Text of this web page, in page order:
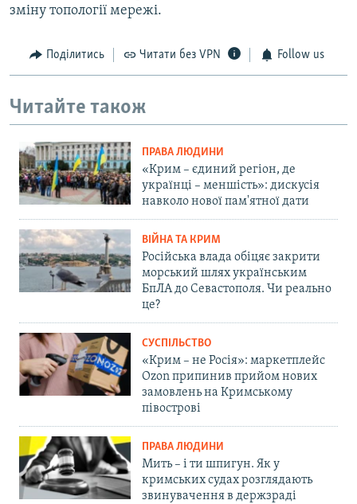
зміну топології мережі.
Поділитись Читати без VPN Follow us
Читайте також
ПРАВА ЛЮДИНИ
«Крим – єдиний регіон, де
українці – меншість»: дискусія
навколо нової пам'ятної дати
ВІЙНА ТА КРИМ
Російська влада обіцяє закрити
морський шлях українським
БпЛА до Севастополя. Чи реально
це?
СУСПІЛЬСТВО
«Крим – не Росія»: маркетплейс
Ozon припинив прийом нових
замовлень на Кримському
півострові
ПРАВА ЛЮДИНИ
Мить – і ти шпигун. Як у
кримських судах розглядають
звинувачення в держзраді